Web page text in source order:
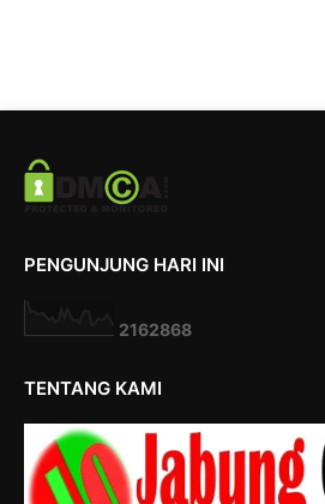
PENGUNJUNG HARI INI
2162868
TENTANG KAMI